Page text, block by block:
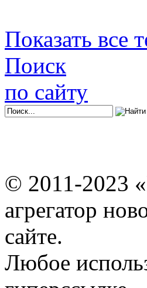
Показать все
Поиск
по сайту
© 2011-2023
агрегатор
сайте.
Любое